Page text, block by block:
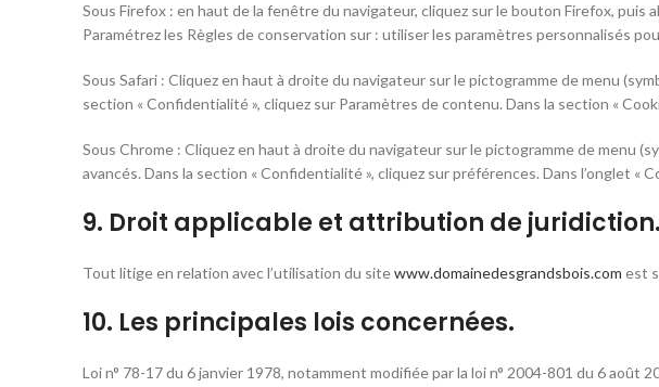
Sous Firefox : en haut de la fenêtre du navigateur, cliquez sur le bouton Firefox, puis
Paramétrez les Règles de conservation sur : utiliser les paramètres personnalisés
Sous Safari : Cliquez en haut à droite du navigateur sur le pictogramme de menu
section « Confidentialité », cliquez sur Paramètres de contenu. Dans la section «
Sous Chrome : Cliquez en haut à droite du navigateur sur le pictogramme de menu
avancés. Dans la section « Confidentialité », cliquez sur préférences. Dans l’onglet «
9. Droit applicable et attribution de juridiction.
Tout litige en relation avec l’utilisation du sitewww.domainedesgrandsbois.com est
10. Les principales lois concernées.
Loi n° 78-17 du 6 janvier 1978, notamment modifiée par la loi n° 2004-801 du 6 août